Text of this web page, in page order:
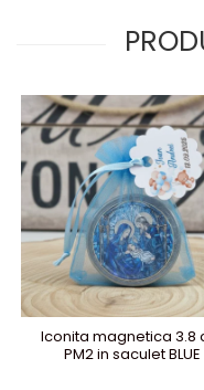
Iconita magnetica 3.8
PM2 in saculet BLUE